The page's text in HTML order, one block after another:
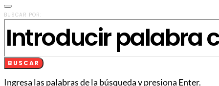
BUSCAR POR:
BUSCAR
Ingresa las palabras de la búsqueda y presiona Enter.